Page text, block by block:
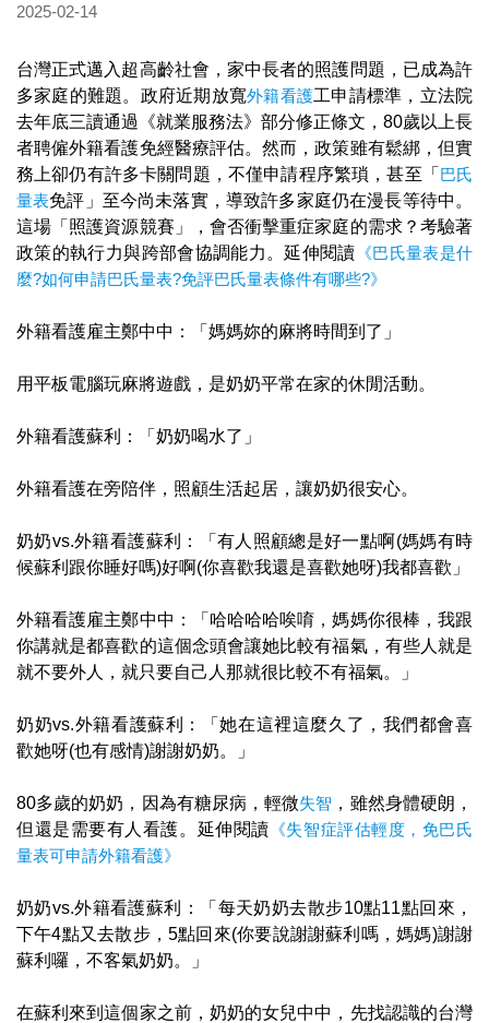
2025-02-14
台灣正式邁入超高齡社會，家中長者的照護問題，已成為許
多家庭的難題。政府近期放寬外籍看護工申請標準，立法院
去年底三讀通過《就業服務法》部分修正條文，80歲以上長
者聘僱外籍看護免經醫療評估。然而，政策雖有鬆綁，但實
務上卻仍有許多卡關問題，不僅申請程序繁瑣，甚至「 巴氏
量表免評」至今尚未落實，導致許多家庭仍在漫長等待中。
這場「照護資源競賽」，會否衝擊重症家庭的需求？考驗著
政策的執行力與跨部會協調能力。延伸閱讀 《巴氏量表是什
麼?如何申請巴氏量表?免評巴氏量表條件有哪些?》
外籍看護雇主鄭中中：「媽媽妳的麻將時間到了」
用平板電腦玩麻將遊戲，是奶奶平常在家的休閒活動。
外籍看護蘇利：「奶奶喝水了」
外籍看護在旁陪伴，照顧生活起居，讓奶奶很安心。
奶奶vs.外籍看護蘇利：「有人照顧總是好一點啊(媽媽有時
候蘇利跟你睡好嗎)好啊(你喜歡我還是喜歡她呀)我都喜歡」
外籍看護雇主鄭中中：「哈哈哈哈唉唷，媽媽你很棒，我跟
你講就是都喜歡的這個念頭會讓她比較有福氣，有些人就是
就不要外人，就只要自己人那就很比較不有福氣。」
奶奶vs.外籍看護蘇利：「她在這裡這麼久了，我們都會喜
歡她呀(也有感情)謝謝奶奶。」
80多歲的奶奶，因為有糖尿病，輕微失智 ，雖然身體硬朗，
但還是需要有人看護。延伸閱讀 《失智症評估輕度，免巴氏
量表可申請外籍看護》
奶奶vs.外籍看護蘇利：「每天奶奶去散步10點11點回來，
下午4點又去散步，5點回來(你要說謝謝蘇利嗎，媽媽)謝謝
蘇利囉，不客氣奶奶。」
在蘇利來到這個家之前，奶奶的女兒中中，先找認識的台灣